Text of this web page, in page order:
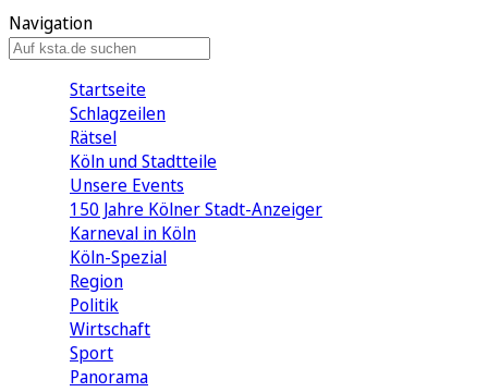
Navigation
Startseite
Schlagzeilen
Rätsel
Köln und Stadtteile
Unsere Events
150 Jahre Kölner Stadt-Anzeiger
Karneval in Köln
Köln-Spezial
Region
Politik
Wirtschaft
Sport
Panorama